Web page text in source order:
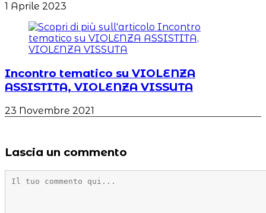
1 Aprile 2023
Incontro tematico su VIOLENZA
ASSISTITA, VIOLENZA VISSUTA
23 Novembre 2021
Lascia un commento
Commento